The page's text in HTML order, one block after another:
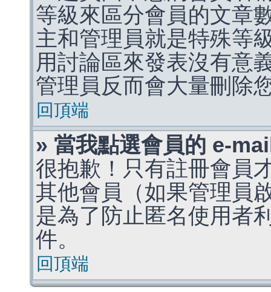
等級來區分會員的文章
主和管理員就是特殊等
用討論區來發表沒有意
管理員反而會大量刪除
回頂端
» 當我點選會員的 e-
很抱歉！只有註冊會員
其他會員（如果管理員
是為了防止匿名使用者
件。
回頂端